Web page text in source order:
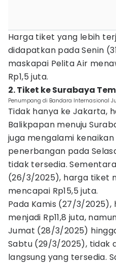
Harga tiket yang lebih
didapatkan pada Senin
maskapai Pelita Air
Rp1,5 juta.
2. Tiket ke Surabaya
Penumpang di Bandara Internasional
Tidak hanya ke Jakarta,
Balikpapan menuju
juga mengalami
penerbangan pada
tidak tersedia.
(26/3/2025), harga tiket
mencapai Rp15,5 juta.
Pada Kamis (27/3/
menjadi Rp11,8 juta,
Jumat (28/3/2025)
Sabtu (29/3/2025), tidak
langsung yang tersedia.